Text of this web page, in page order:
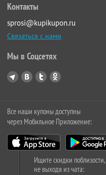
Контакты
sprosi@kupikupon.ru
Связаться с нами
Мы в Соцсетях
Все наши купоны доступны
через Мобильное Приложение:
Ищите скидки поблизости,
не выходя из чата: